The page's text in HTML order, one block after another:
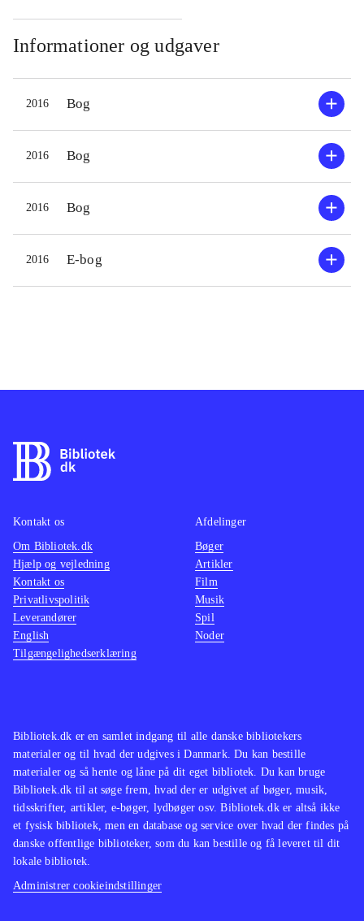
Informationer og udgaver
2016 Bog
2016 Bog
2016 Bog
2016 E-bog
Bibliotek.dk er en samlet indgang til alle danske bibliotekers
materialer og til hvad der udgives i Danmark. Du kan bestille
materialer og så hente og låne på dit eget bibliotek. Du kan bruge
Bibliotek.dk til at søge frem, hvad der er udgivet af bøger, musik,
tidsskrifter, artikler, e-bøger, lydbøger osv. Bibliotek.dk er altså ikke
et fysisk bibliotek, men en database og service over hvad der findes på
danske offentlige biblioteker, som du kan bestille og få leveret til dit
lokale bibliotek.
Administrer cookieindstillinger
Kontakt os
Om Bibliotek.dk
Hjælp og vejledning
Kontakt os
Privatlivspolitik
Leverandører
English
Tilgængelighedserklæring
Afdelinger
Bøger
Artikler
Film
Musik
Spil
Noder